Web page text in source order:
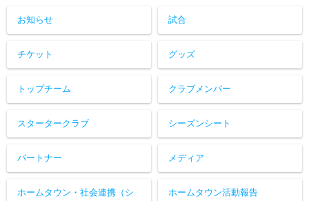
ゲームスチュワード
チアスクール
お知らせ 試合
チケット グッズ
トップチーム クラブメンバー
スタータークラブ シーズンシート
パートナー メディア
ホームタウン・社会連携（シ ホームタウン活動報告